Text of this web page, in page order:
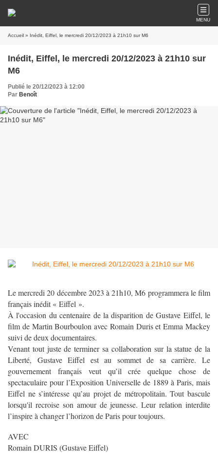
MENU
Accueil » Inédit, Eiffel, le mercredi 20/12/2023 à 21h10 sur M6
Inédit, Eiffel, le mercredi 20/12/2023 à 21h10 sur
M6
Publié le 20/12/2023 à 12:00
Par Benoît
Le mercredi 20 décembre 2023 à 21h10, M6 programmera le film
français inédit « Eiffel ».
À l'occasion du centenaire de la disparition de Gustave Eiffel, le
film de Martin Bourboulon avec Romain Duris et Emma Mackey
suivi de deux documentaires.
Venant tout juste de terminer sa collaboration sur la statue de la
Liberté, Gustave Eiffel est au sommet de sa carrière. Le
gouvernement français veut qu’il crée quelque chose de
spectaculaire pour l’Exposition Universelle de 1889 à Paris, mais
Eiffel ne s’intéresse qu’au projet de métropolitain. Tout bascule
lorsqu'il recroise son amour de jeunesse. Leur relation interdite
l’inspire à changer l’horizon de Paris pour toujours.
AVEC
Romain DURIS (Gustave Eiffel)